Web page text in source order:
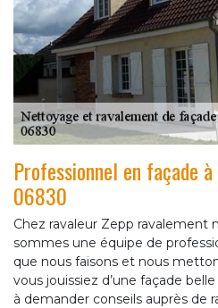
Professionnel en façade
06830
Chez ravaleur Zepp ravalement
sommes une équipe de
que nous faisons et nous
vous jouissiez d’une façade
à demander conseils auprès de